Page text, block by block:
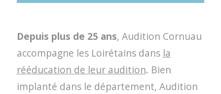
Depuis plus de 25 ans, Audition Cornuau
accompagne les Loirétains dans la
rééducation de leur audition. Bien
implanté dans le département, Audition